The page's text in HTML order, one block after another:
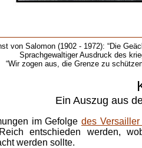
von Salomon (1902 - 1972): “Die
Sprachgewaltiger Ausdruck des
“Wir zogen aus, die Grenze zu
Ein Auszug aus
im Gefolge des Versailler
entschieden werden,
werden sollte.